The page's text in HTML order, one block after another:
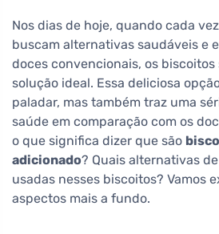
Nos dias de hoje, quando cada
buscam alternativas saudáveis e
doces convencionais, os biscoitos
solução ideal. Essa deliciosa
paladar, mas também traz uma
saúde em comparação com os
o que significa dizer que são
adicionado? Quais alternativas
usadas nesses biscoitos? Vamos
aspectos mais a fundo.